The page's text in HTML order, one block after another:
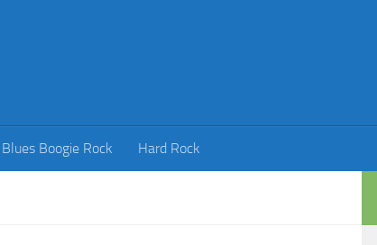
Blues Boogie Rock Hard Rock